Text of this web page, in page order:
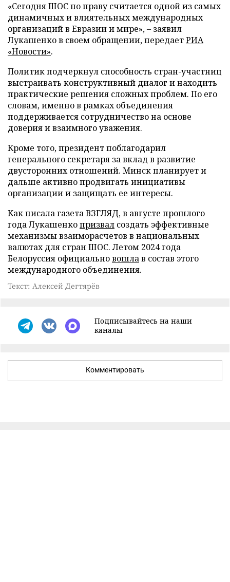
«Сегодня ШОС по праву считается одной из самых
динамичных и влиятельных международных
организаций в Евразии и мире», – заявил
Лукашенко в своем обращении, передаетРИА
«Новости».
Политик подчеркнул способность стран-участниц
выстраивать конструктивный диалог и находить
практические решения сложных проблем. По его
словам, именно в рамках объединения
поддерживается сотрудничество на основе
доверия и взаимного уважения.
Кроме того, президент поблагодарил
генерального секретаря за вклад в развитие
двусторонних отношений. Минск планирует и
дальше активно продвигать инициативы
организации и защищать ее интересы.
Как писала газета ВЗГЛЯД, в августе прошлого
года Лукашенкопризвал создать эффективные
механизмы взаиморасчетов в национальных
валютах для стран ШОС. Летом 2024 года
Белоруссия официальновошлав состав этого
международного объединения.
Текст: Алексей Дегтярёв
Подписывайтесь на наши
каналы
Комментировать